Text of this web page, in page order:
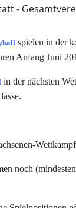
-
spielen in der
Anfang Juni
in der nächsten
noch